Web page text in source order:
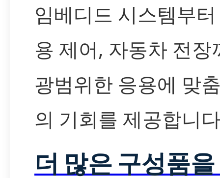
임베디드 시스템부
용 제어, 자동차 전장
광범위한 응용에 맞
의 기회를 제공합니
더 많은 구성품